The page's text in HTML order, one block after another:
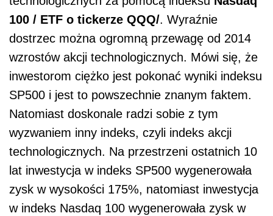
100 / ETF o tickerze QQQ/. Wyraźnie
dostrzec można ogromną przewagę od 2014
wzrostów akcji technologicznych. Mówi się, że
inwestorom ciężko jest pokonać wyniki indeksu
SP500 i jest to powszechnie znanym faktem.
Natomiast doskonale radzi sobie z tym
wyzwaniem inny indeks, czyli indeks akcji
technologicznych. Na przestrzeni ostatnich 10
lat inwestycja w indeks SP500 wygenerowała
zysk w wysokości 175%, natomiast inwestycja
w indeks Nasdaq 100 wygenerowała zysk w